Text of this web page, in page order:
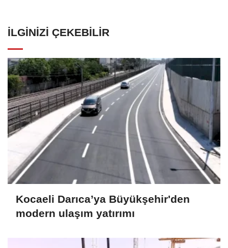
İLGINIZI ÇEKEBILIR
Kocaeli Darıca’ya Büyükşehir'den
modern ulaşım yatırımı